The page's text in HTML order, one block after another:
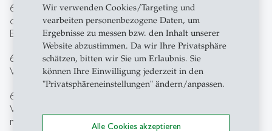
Wir verwenden Cookies/Targeting und
vearbeiten personenbezogene Daten, um
Ergebnisse zu messen bzw. den Inhalt unserer
Website abzustimmen. Da wir Ihre Privatsphäre
schätzen, bitten wir Sie um Erlaubnis. Sie
können Ihre Einwilligung jederzeit in den
"Privatsphäreneinstellungen" ändern/anpassen.
Alle Cookies akzeptieren
6 pm Musical welcome - Reading in roles: «The Freedom
of the Lagoon» by Andreas F. Lingg and Wolfram
Eilenberger
6.10 pm Introduction by Christoph Frei: Where are we?
What has this been about?
6.20 pm The Voyage to Toiva: a conversation with
Wolfram Elenberger, Annette Kehnel and Robby Kapesa,
moderated by Claudia Brühwiler